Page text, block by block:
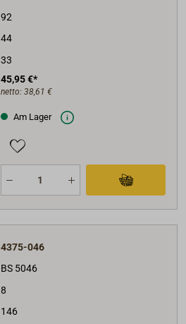
92
44
33
45,95 €*
netto: 38,61 €
Am Lager
4375-046
BS 5046
8
146